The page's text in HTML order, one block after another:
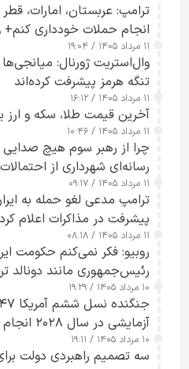
ترامپ: عربستان، امارات،
انجام حملات خودداری کنم+
۱۱ مرداد ۱۴۰۵ / ۱۹:۰۴
وال‌استریت ژورنال:
تنگه هرمز پیشرفت کرده‌اند
۱۱ مرداد ۱۴۰۵ / ۱۶:۱۲
آخرین قیمت طلا، سکه و ارز یکشنبه 11
۱۱ مرداد ۱۴۰۵ / ۱۰:۴۶
چرا از رهبر سوم هیچ
رسانه‌ای شهرداری از
جاسوسی گفت
۱۱ مرداد ۱۴۰۵ / ۰۹:۱۷
ترامپ مدعی لغو
پیشرفت در مذاکرات اعلام کرد
۱۱ مرداد ۱۴۰۵ / ۰۸:۱۸
روبیو: فکر نمی‌کنم حکومت
رئیس‌جمهوری مانند دونالد
کسی که واقعاً دست به اقدام
۱۰ مرداد ۱۴۰۵ / ۱۹:۲۹
آزمایشی در سال ۲۰۲۸ انجام می‌شود
۱۰ مرداد ۱۴۰۵ / ۱۹:۱۱
سه تصمیم راهبردی دولت